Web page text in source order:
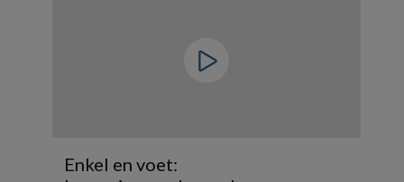
Enkel en voet: